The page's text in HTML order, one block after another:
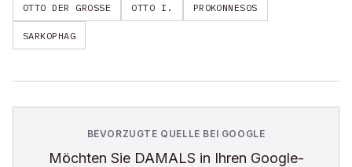
OTTO DER GROSSE OTTO I. PROKONNESOS
SARKOPHAG
BEVORZUGTE QUELLE BEI GOOGLE
Möchten Sie DAMALS in Ihren Google-